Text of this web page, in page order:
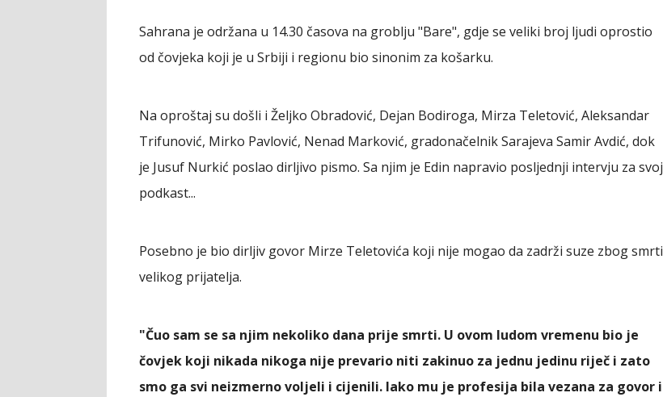
Sahrana je održana u 14.30 časova na groblju "Bare", gdje se veliki broj ljudi oprostio
od čovjeka koji je u Srbiji i regionu bio sinonim za košarku.
Na oproštaj su došli i Željko Obradović, Dejan Bodiroga, Mirza Teletović, Aleksandar
Trifunović, Mirko Pavlović, Nenad Marković, gradonačelnik Sarajeva Samir Avdić, dok
je Jusuf Nurkić poslao dirljivo pismo. Sa njim je Edin napravio posljednji intervju za svoj
podkast...
Posebno je bio dirljiv govor Mirze Teletovića koji nije mogao da zadrži suze zbog smrti
velikog prijatelja.
"Čuo sam se sa njim nekoliko dana prije smrti. U ovom ludom vremenu bio je
čovjek koji nikada nikoga nije prevario niti zakinuo za jednu jedinu riječ i zato
smo ga svi neizmerno voljeli i cijenili. Iako mu je profesija bila vezana za govor i